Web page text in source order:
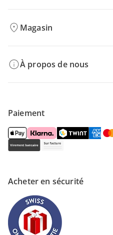
Magasin
À propos de nous
Paiement
Acheter en sécurité